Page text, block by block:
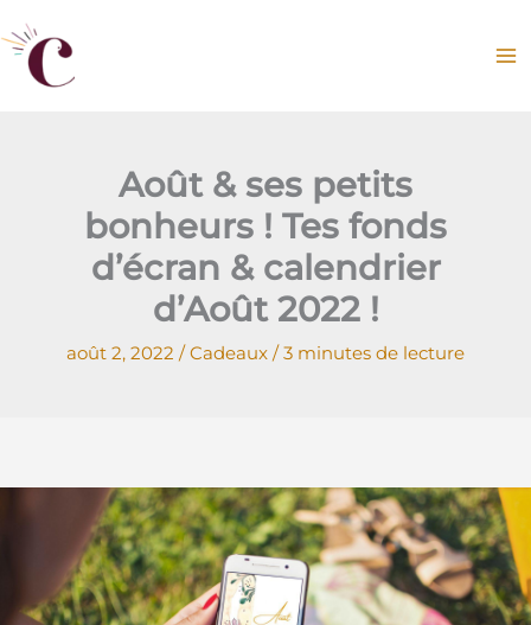
au
contenu
Août & ses petits
bonheurs ! Tes fonds
d’écran & calendrier
d’Août 2022 !
août 2, 2022 /Cadeaux /3 minutes de lecture